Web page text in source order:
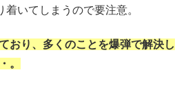
いてしまうので要注意。
おり、多くのことを爆弾で解決し
。